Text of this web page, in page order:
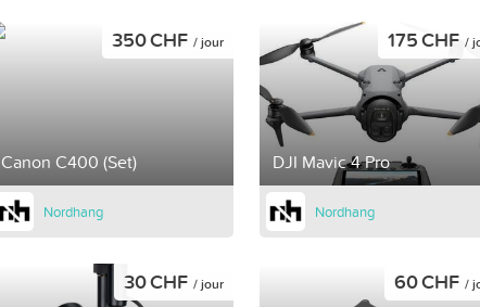
Canon C400 (Set)
350 CHF / jour
Nordhang
DJI Mavic 4 Pro
175 CHF /
Nordhang
30 CHF / jour 60 CHF /